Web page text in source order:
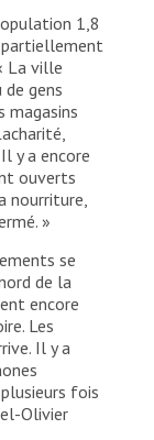
all
stand
left it.
It is
son.
had
living
better,"
an
It
to a
But
the
fresh
first
to
1,8
partiellement
La ville
gens
magasins
y a encore
ouverts
nourriture,
»
se
de la
encore
Les
Il y a
fois
Olivier